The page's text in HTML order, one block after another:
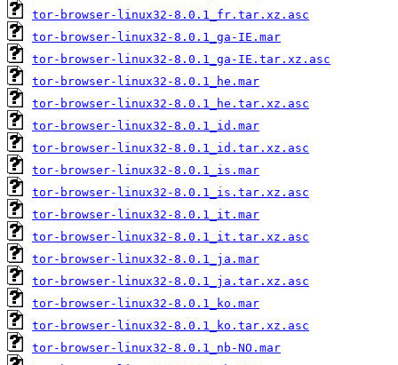
tor-browser-linux32-8.0.1_fr.tar.xz.asc
tor-browser-linux32-8.0.1_ga-IE.mar
tor-browser-linux32-8.0.1_ga-IE.tar.xz.asc
tor-browser-linux32-8.0.1_he.mar
tor-browser-linux32-8.0.1_he.tar.xz.asc
tor-browser-linux32-8.0.1_id.mar
tor-browser-linux32-8.0.1_id.tar.xz.asc
tor-browser-linux32-8.0.1_is.mar
tor-browser-linux32-8.0.1_is.tar.xz.asc
tor-browser-linux32-8.0.1_it.mar
tor-browser-linux32-8.0.1_it.tar.xz.asc
tor-browser-linux32-8.0.1_ja.mar
tor-browser-linux32-8.0.1_ja.tar.xz.asc
tor-browser-linux32-8.0.1_ko.mar
tor-browser-linux32-8.0.1_ko.tar.xz.asc
tor-browser-linux32-8.0.1_nb-NO.mar